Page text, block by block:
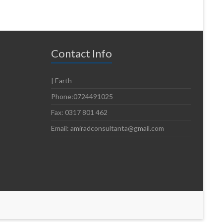
Contact Info
| Earth
Phone:0724491025
Fax: 0317 801 462
Email: amiradconsultanta@gmail.com